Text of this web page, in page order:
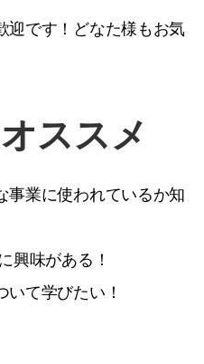
迎です！どなた様もお気
ススメ
事業に使われているか知
興味がある！
て学びたい！